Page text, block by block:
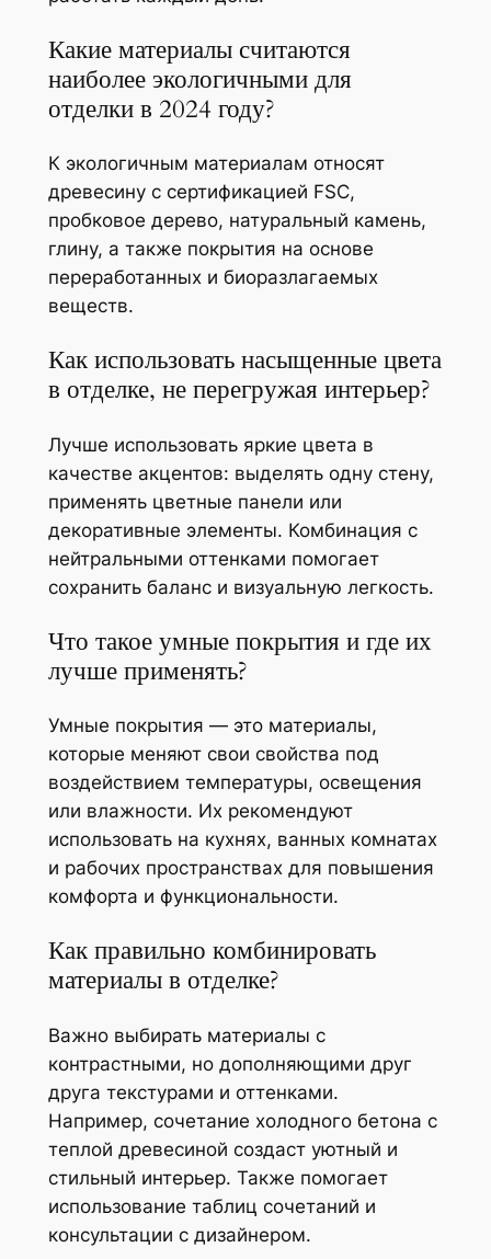
Какие материалы считаются
наиболее экологичными для
отделки в 2024 году?
К экологичным материалам относят
древесину с сертификацией FSC,
пробковое дерево, натуральный камень,
глину, а также покрытия на основе
переработанных и биоразлагаемых
веществ.
Как использовать насыщенные цвета
в отделке, не перегружая интерьер?
Лучше использовать яркие цвета в
качестве акцентов: выделять одну стену,
применять цветные панели или
декоративные элементы. Комбинация с
нейтральными оттенками помогает
сохранить баланс и визуальную легкость.
Что такое умные покрытия и где их
лучше применять?
Умные покрытия — это материалы,
которые меняют свои свойства под
воздействием температуры, освещения
или влажности. Их рекомендуют
использовать на кухнях, ванных комнатах
и рабочих пространствах для повышения
комфорта и функциональности.
Как правильно комбинировать
материалы в отделке?
Важно выбирать материалы с
контрастными, но дополняющими друг
друга текстурами и оттенками.
Например, сочетание холодного бетона с
теплой древесиной создаст уютный и
стильный интерьер. Также помогает
использование таблиц сочетаний и
консультации с дизайнером.